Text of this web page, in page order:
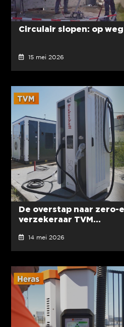
Circulair slopen: op
15 mei 2026
De overstap naar zero-
verzekeraar TVM...
14 mei 2026